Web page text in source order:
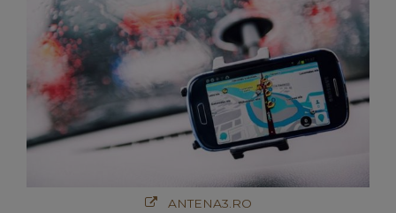
ANTENA3.RO